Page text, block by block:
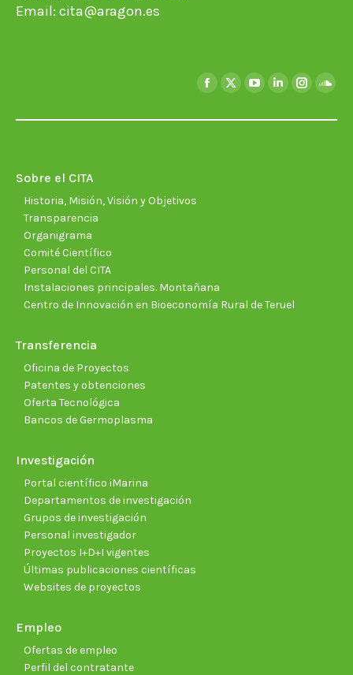
Email: cita@aragon.es
Facebook
X
YouTubeLinkedin
Sobre el CITA
Historia, Misión, Visión y Objetivos
Transparencia
Organigrama
Comité Científico
Personal del CITA
Instalaciones principales. Montañana
Centro de Innovación en Bioeconomía Rural de Teruel
Transferencia
Oficina de Proyectos
Patentes y obtenciones
Oferta Tecnológica
Bancos de Germoplasma
Investigación
Portal científico iMarina
Departamentos de investigación
Grupos de investigación
Personal investigador
Proyectos I+D+I vigentes
Últimas publicaciones científicas
Websites de proyectos
Empleo
Ofertas de empleo
Perfil del contratante